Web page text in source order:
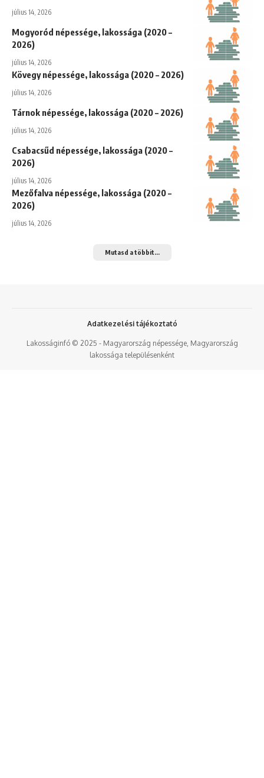
július 14, 2026
Mogyoród népessége, lakossága (2020 –
2026)
július 14, 2026
Kövegy népessége, lakossága (2020 – 2026)
július 14, 2026
Tárnok népessége, lakossága (2020 – 2026)
július 14, 2026
Csabacsűd népessége, lakossága (2020 –
2026)
július 14, 2026
Mezőfalva népessége, lakossága (2020 –
2026)
július 14, 2026
Mutasd a többit...
Lakosságinfó © 2025 - Magyarország népessége, Magyarország
lakossága településenként
Adatkezelési tájékoztató